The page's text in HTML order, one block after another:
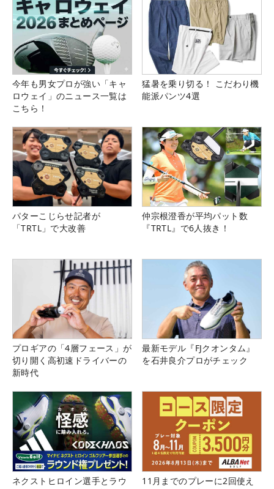
今年も男女プロが強い「キャ
ロウェイ」のニュース一覧は
こちら！
猛暑を乗り切る！ こだわり機
能派パンツ4選
パターこじらせ記者が
「TRTL」で大改善
仲宗根澄香が平均パット数
『TRTL』で6人抜き！
プロギアの「4層フェース」が
切り開く高初速ドライバーの
新時代
最新モデル『FJクオンタム』
を石井良介プロがチェック
ネクストヒロイン選手とラウ
11月までのプレーに2回使え